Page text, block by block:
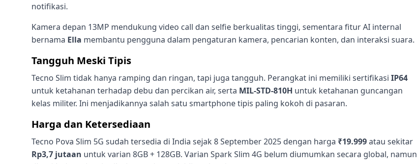
notifikasi.
Kamera depan 13MP mendukung video call dan selfie berkualitas tinggi, sementara fitur AI internal
bernama Ella membantu pengguna dalam pengaturan kamera, pencarian konten, dan interaksi suara.
Tangguh Meski Tipis
Tecno Slim tidak hanya ramping dan ringan, tapi juga tangguh. Perangkat ini memiliki sertifikasi IP64
untuk ketahanan terhadap debu dan percikan air, serta MIL-STD-810H untuk ketahanan guncangan
kelas militer. Ini menjadikannya salah satu smartphone tipis paling kokoh di pasaran.
Harga dan Ketersediaan
Tecno Pova Slim 5G sudah tersedia di India sejak 8 September 2025 dengan harga ₹19.999atau sekitar
Rp3,7 jutaan untuk varian 8GB + 128GB. Varian Spark Slim 4G belum diumumkan secara global, namun